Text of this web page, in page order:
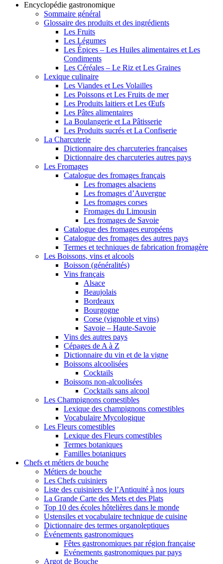
Encyclopédie gastronomique
Sommaire général
Glossaire des produits et des ingrédients
Les Fruits
Les Légumes
Les Épices – Les Huiles alimentaires et Les
Condiments
Les Céréales – Le Riz et Les Graines
Lexique culinaire
Les Viandes et Les Volailles
Les Poissons et Les Fruits de mer
Les Produits laitiers et Les Œufs
Les Pâtes alimentaires
La Boulangerie et La Pâtisserie
Les Produits sucrés et La Confiserie
La Charcuterie
Dictionnaire des charcuteries françaises
Dictionnaire des charcuteries autres pays
Les Fromages
Catalogue des fromages français
Les fromages alsaciens
Les fromages d’Auvergne
Les fromages corses
Fromages du Limousin
Les fromages de Savoie
Catalogue des fromages européens
Catalogue des fromages des autres pays
Termes et techniques de fabrication fromagère
Les Boissons, vins et alcools
Boisson (généralités)
Vins français
Alsace
Beaujolais
Bordeaux
Bourgogne
Corse (vignoble et vins)
Savoie – Haute-Savoie
Vins des autres pays
Cépages de A à Z
Dictionnaire du vin et de la vigne
Boissons alcoolisées
Cocktails
Boissons non-alcoolisées
Cocktails sans alcool
Les Champignons comestibles
Lexique des champignons comestibles
Vocabulaire Mycologique
Les Fleurs comestibles
Lexique des Fleurs comestibles
Termes botaniques
Familles botaniques
Chefs et métiers de bouche
Métiers de bouche
Les Chefs cuisiniers
Liste des cuisiniers de l’Antiquité à nos jours
La Grande Carte des Mets et des Plats
Top 10 des écoles hôtelières dans le monde
Ustensiles et vocabulaire technique de cuisine
Dictionnaire des termes organoleptiques
Événements gastronomiques
Fêtes gastronomiques par région française
Evénements gastronomiques par pays
Argot de Bouche